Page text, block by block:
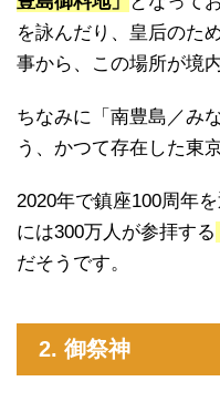
を詠んだり、皇后のた
事から、この場所が境
ちなみに「南豊島／み
う、かつて存在した東
2020年で鎮座100周年
には300万人が参拝する
だそうです。
2. 御祭神